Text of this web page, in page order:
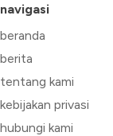
navigasi
beranda
berita
tentang kami
kebijakan privasi
hubungi kami